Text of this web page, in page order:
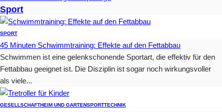
Sport
SPORT
45 Minuten Schwimmtraining: Effekte auf den Fettabbau
Schwimmen ist eine gelenkschonende Sportart, die effektiv für den
Fettabbau geeignet ist. Die Disziplin ist sogar noch wirkungsvoller
als viele...
GESELLSCHAFTHEIM UND GARTENSPORTTECHNIK